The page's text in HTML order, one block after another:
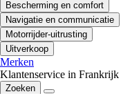
Bescherming en comfort
Navigatie en communicatie
Motorrijder-uitrusting
Uitverkoop
Merken
Klantenservice in Frankrijk
Zoeken